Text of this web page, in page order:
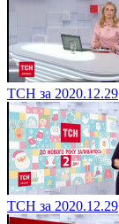
ТСН за 2020.12.29
ТСН за 2020.12.29